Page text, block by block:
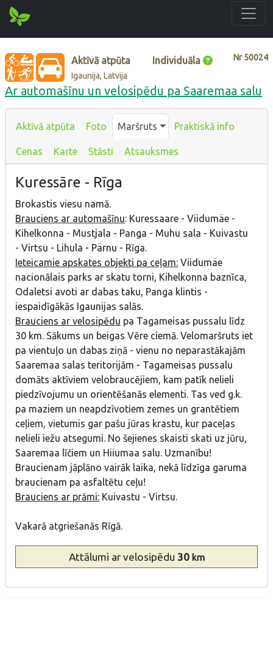
Nr50024
Aktīvā atpūta Individuāla
Igaunija, Latvija
Ar automašīnu un velosipēdu pa Saaremaa salu
Aktīvā atpūta Foto Maršruts Praktiskā info
Cenas Karte Stāsti Atsauksmes
Kuressāre - Rīga
Brokastis viesu namā.
Brauciens ar automašīnu: Kuressaare - Viidumäe -
Kihelkonna - Mustjala - Panga - Muhu sala - Kuivastu
- Virtsu - Lihula - Pärnu - Rīga.
Ieteicamie apskates objekti pa ceļam: Viidumäe
nacionālais parks ar skatu torni, Kihelkonna baznīca,
Odaletsi avoti ar dabas taku, Panga klintis -
iespaidīgākās Igaunijas salās.
Brauciens ar velosipēdu pa Tagameisas pussalu līdz
30 km. Sākums un beigas Vēre ciemā. Velomaršruts iet
pa vientuļo un dabas ziņā - vienu no neparastākajām
Saaremaa salas teritorijām - Tagameisas pussalu
domāts aktīviem velobraucējiem, kam patīk nelieli
piedzīvojumu un orientēšanās elementi. Tas ved g.k.
pa maziem un neapdzīvotiem zemes un grantētiem
ceļiem, vietumis gar pašu jūras krastu, kur paceļas
nelieli iežu atsegumi. No šejienes skaisti skati uz jūru,
Saaremaa līčiem un Hiiumaa salu. Uzmanību!
Braucienam jāplāno vairāk laika, nekā līdzīga garuma
braucienam pa asfaltētu ceļu!
Brauciens ar prāmi: Kuivastu - Virtsu.
Vakarā atgriešanās Rīgā.
Attālumi ar velosipēdu 30km